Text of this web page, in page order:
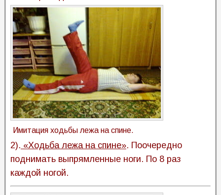
Имитация ходьбы лежа на спине.
2). «Ходьба лежа на спине». Поочередно
поднимать выпрямленные ноги. По 8 раз
каждой ногой.